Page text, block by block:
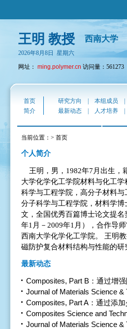
王明 教授 西南大学
2026年8月8日 星期六
网址： ming.polymer.cn 访问量：561273
首页 研究方向 本组成员
简介
最新动态 人才培养
当前位置：> 首页
个人简介
王明，男，1982年7月出生，
大学化学化工学院材料与化工
科学与工程学院，高分子材料
分子科学与工程学院，材料学
文，全国优秀百篇博士论文提
年1月－2009年1月），合作导
西南大学化学化工学院。 王明
磁防护复合材料结构与性能的
最新动态
Composites, Part B：通过增
Journal of Materials Science
Composites, Part A：通过添
Composites Science and
Journal of Materials Science